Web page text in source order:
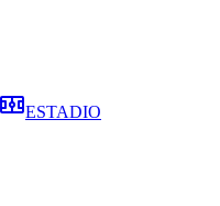
ESTADIO